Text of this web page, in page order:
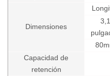
Dimensiones
3,1
Capacidad de
retención